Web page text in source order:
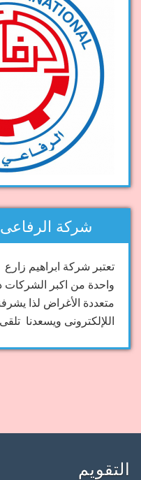
شركة
تعتبر شركة ابراهيم زارع
واحدة من اكبر الشركات
متعددة الأغراض لذا
اللإلكترونى ويسعدنا
التقويم